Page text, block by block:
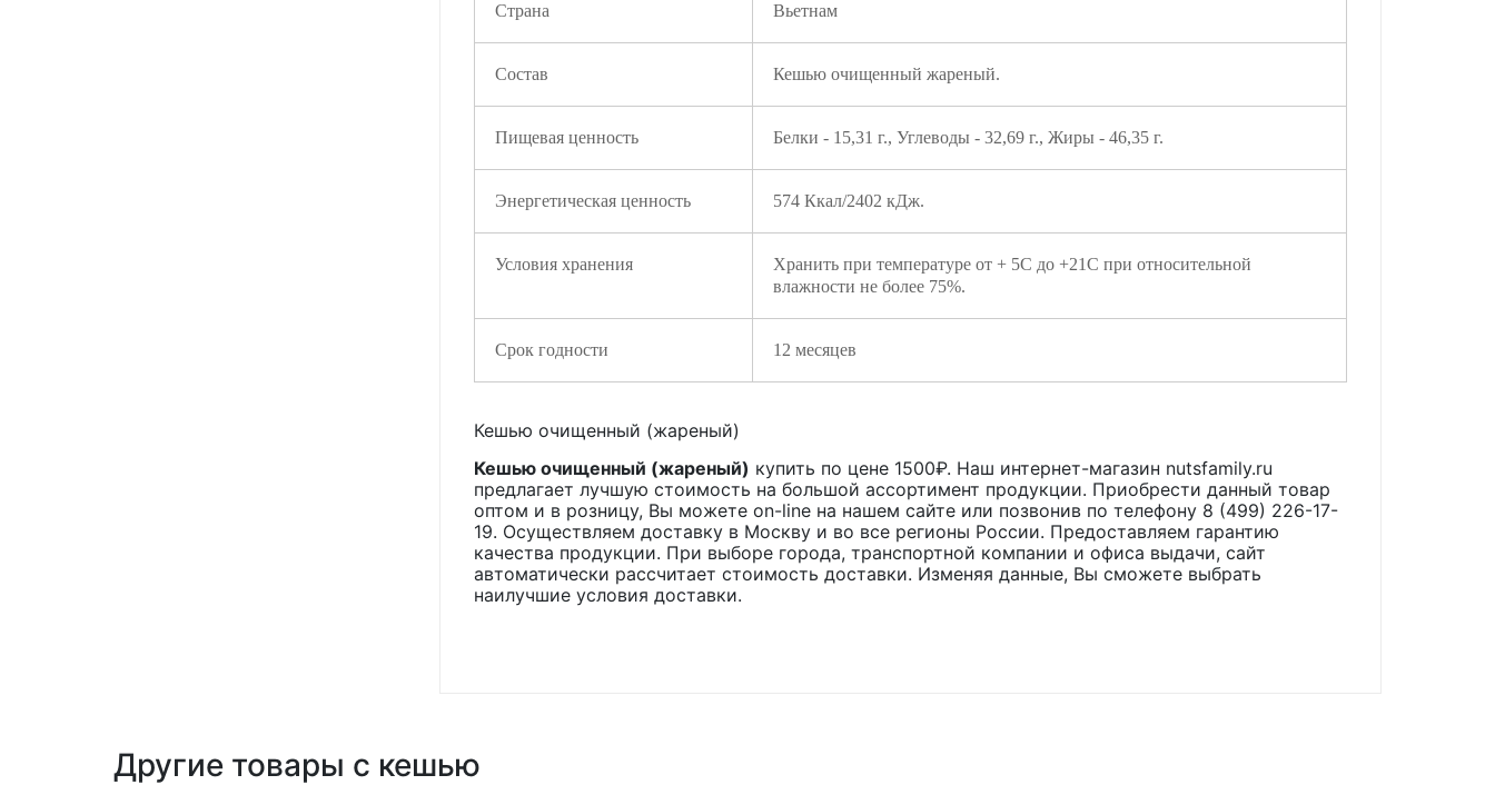
Страна Вьетнам
Состав Кешью очищенный жареный.
Пищевая ценность Белки - 15,31 г., Углеводы - 32,69 г., Жиры - 46,35 г.
Энергетическая ценность 574 Ккал/2402 кДж.
Условия хранения
Хранить при температуре от + 5С до +21С при относительной
влажности не более 75%.
Срок годности 12 месяцев
Кешью очищенный (жареный)
Кешью очищенный (жареный) купить по цене 1500₽. Наш интернет-магазин nutsfamily.ru
предлагает лучшую стоимость на большой ассортимент продукции. Приобрести данный товар
оптом и в розницу, Вы можете on-line на нашем сайте или позвонив по телефону 8 (499) 226-17-
19. Осуществляем доставку в Москву и во все регионы России. Предоставляем гарантию
качества продукции. При выборе города, транспортной компании и офиса выдачи, сайт
автоматически рассчитает стоимость доставки. Изменяя данные, Вы сможете выбрать
наилучшие условия доставки.
Другие товары с кешью